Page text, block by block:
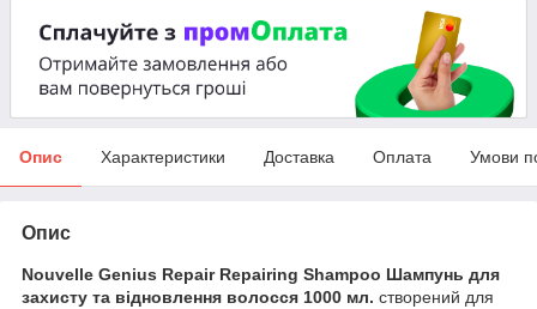
Опис Характеристики Доставка Оплата Умови
Опис
Nouvelle Genius Repair Repairing Shampoo Шампунь для
захисту та відновлення волосся 1000 мл. створений для